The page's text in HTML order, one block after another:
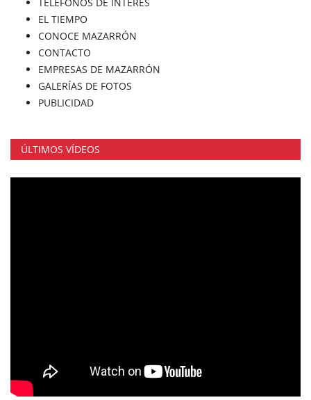
EL TIEMPO
CONOCE MAZARRÓN
CONTACTO
EMPRESAS DE MAZARRÓN
GALERÍAS DE FOTOS
PUBLICIDAD
ÚLTIMOS VÍDEOS